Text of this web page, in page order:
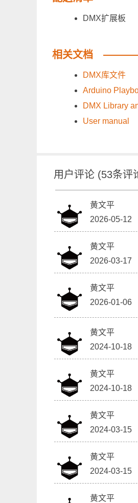
DMX扩展
相关文档
DMX库文件
Arduino
DMX Library
User manual
用户评论 (53条评
黄文平
2026-05-12
黄文平
2026-03-17
黄文平
2026-01-06
黄文平
2024-10-18
黄文平
2024-10-18
黄文平
2024-03-15
黄文平
2024-03-15
黄文平